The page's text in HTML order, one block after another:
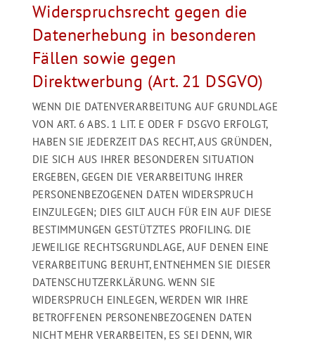
Widerspruchsrecht gegen die
Datenerhebung in besonderen
Fällen sowie gegen
Direktwerbung (Art. 21 DSGVO)
WENN DIE DATENVERARBEITUNG AUF GRUNDLAGE
VON ART. 6 ABS. 1 LIT. E ODER F DSGVO ERFOLGT,
HABEN SIE JEDERZEIT DAS RECHT, AUS GRÜNDEN,
DIE SICH AUS IHRER BESONDEREN SITUATION
ERGEBEN, GEGEN DIE VERARBEITUNG IHRER
PERSONENBEZOGENEN DATEN WIDERSPRUCH
EINZULEGEN; DIES GILT AUCH FÜR EIN AUF DIESE
BESTIMMUNGEN GESTÜTZTES PROFILING. DIE
JEWEILIGE RECHTSGRUNDLAGE, AUF DENEN EINE
VERARBEITUNG BERUHT, ENTNEHMEN SIE DIESER
DATENSCHUTZERKLÄRUNG. WENN SIE
WIDERSPRUCH EINLEGEN, WERDEN WIR IHRE
BETROFFENEN PERSONENBEZOGENEN DATEN
NICHT MEHR VERARBEITEN, ES SEI DENN, WIR